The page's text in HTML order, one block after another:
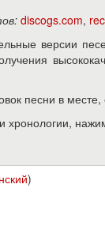
discogs.com,
версии
песни в
хронологии,
)